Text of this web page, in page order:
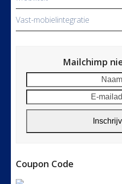
Vast-mobielintegratie
Mailchimp
Coupon Code